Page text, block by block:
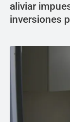
aliviar
inversiones